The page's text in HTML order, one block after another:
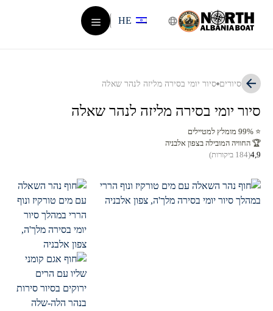
לתוכן
תפריט
סיורים סיור יומי בסירה מליזה לנהר שאלה
סיור יומי בסירה מליזה לנהר שאלה
⭐ 99% מומלץ למטיילים
🏆 החוויה המובילה בצפון אלבניה
4,9(184 ביקורות)